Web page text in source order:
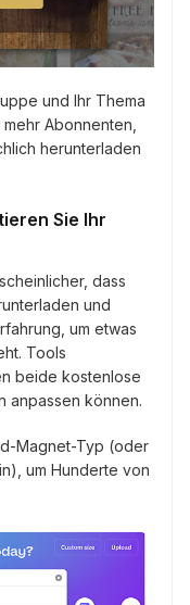
und Ihr Thema
Abonnenten,
herunterladen
Sie Ihr
dass
und
um etwas
Tools
beide kostenlose
anpassen können.
Magnet-Typ (oder
um Hunderte von